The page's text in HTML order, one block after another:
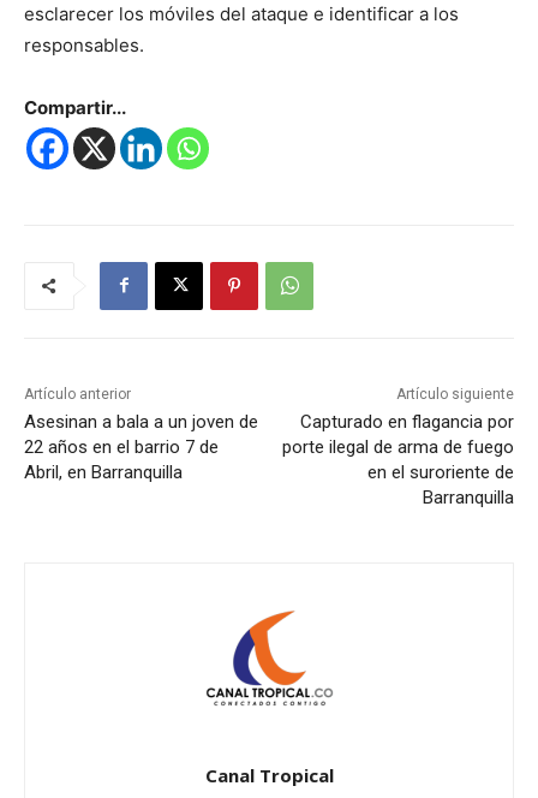
esclarecer los móviles del ataque e identificar a los
responsables.
Compartir...
Artículo anterior
Asesinan a bala a un joven de
22 años en el barrio 7 de
Abril, en Barranquilla
Artículo siguiente
Capturado en flagancia por
porte ilegal de arma de fuego
en el suroriente de
Barranquilla
Canal Tropical